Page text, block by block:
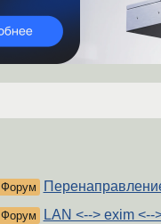
Форум
Форум LAN <--> exim <--